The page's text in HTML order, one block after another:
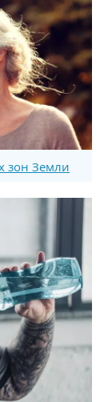
зон Земли